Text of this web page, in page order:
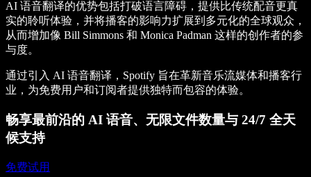
AI 语音翻译的优势包括打破语言障碍，提供比传统配音更真
实的聆听体验，并将播客的影响力扩展到多元化的全球观众，
从而增加像 Bill Simmons 和 Monica Padman 这样的创作者的参
与度。
通过引入 AI 语音翻译，Spotify 旨在革新音乐流媒体和播客行
业，为免费用户和订阅者提供独特而包容的体验。
畅享最前沿的 AI 语音、无限文件数量与 24/7 全天
候支持
免费试用